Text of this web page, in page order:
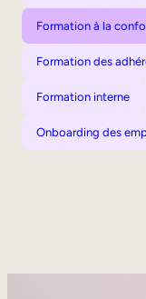
Formation à la
Formation des
Formation interne
Onboarding des